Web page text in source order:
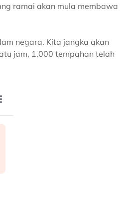
ramai akan mula membawa
negara. Kita jangka akan
jam, 1,000 tempahan telah